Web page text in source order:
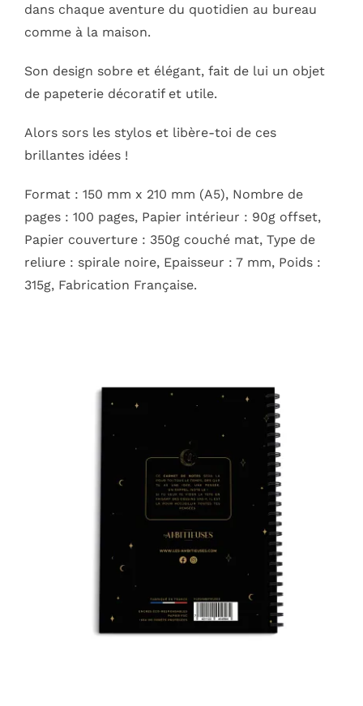
dans chaque aventure du quotidien au bureau
comme à la maison.
Son design sobre et élégant, fait de lui un objet
de papeterie décoratif et utile.
Alors sors les stylos et libère-toi de ces
brillantes idées !
Format : 150 mm x 210 mm (A5), Nombre de
pages : 100 pages, Papier intérieur : 90g offset,
Papier couverture : 350g couché mat, Type de
reliure : spirale noire, Epaisseur : 7 mm, Poids :
315g, Fabrication Française.